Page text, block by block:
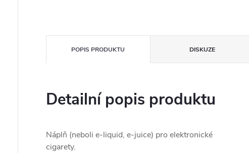
POPIS PRODUKTU DISKUZE
Detailní popis produktu
Náplň (neboli e-liquid, e-juice) pro elektronické
cigarety.